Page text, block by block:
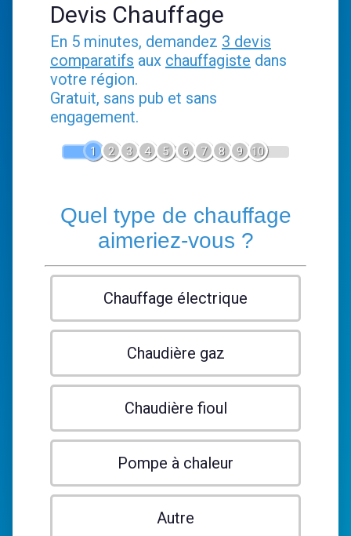
Devis Chauffage
En 5 minutes, demandez 3 devis
comparatifs aux chauffagiste dans
votre région.
Gratuit, sans pub et sans
engagement.
1 2 3 4 5 6 7 8 9 10
Quel type de chauffage
aimeriez-vous ?
Chauffage électrique
Chaudière gaz
Chaudière fioul
Pompe à chaleur
Autre